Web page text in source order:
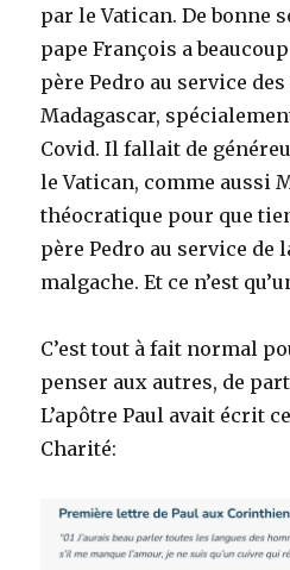
par le Vatican. De bonne
pape François a
père Pedro au service
Madagascar,
Covid. Il fallait de
le Vatican, comme aussi
théocratique pour que
père Pedro au service de
malgache. Et ce n’est
C’est tout à fait normal
penser aux autres, de
L’apôtre Paul avait écrit
Charité: